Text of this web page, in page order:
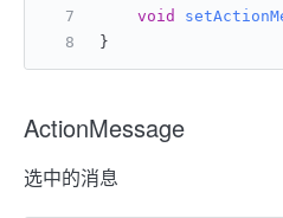
void
}
ActionMessage
选中的消息